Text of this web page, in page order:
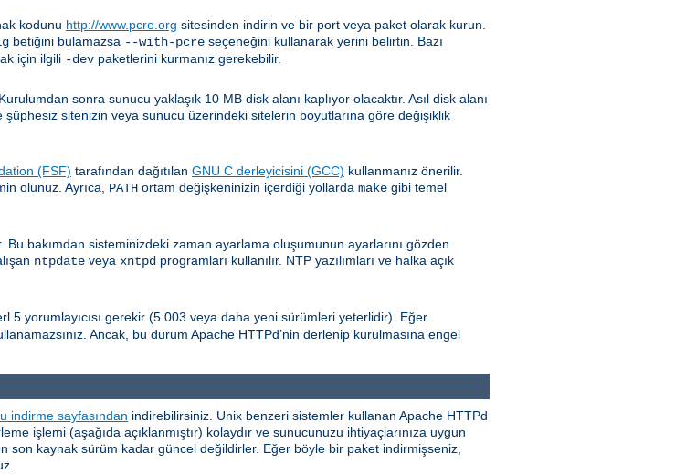
kodunu http://www.pcre.org sitesinden indirin ve bir port veya paket olarak kurun.
betiğini bulamazsa --with-pcre seçeneğini kullanarak yerini belirtin. Bazı
için ilgili -dev paketlerini kurmanız gerekebilir.
sonra sunucu yaklaşık 10 MB disk alanı kaplıyor olacaktır. Asıl disk alanı
sitenizin veya sunucu üzerindeki sitelerin boyutlarına göre değişiklik
(FSF) tarafından dağıtılan GNU C derleyicisini (GCC) kullanmanız önerilir.
olunuz. Ayrıca, PATH ortam değişkeninizin içerdiği yollarda make gibi temel
bakımdan sisteminizdeki zaman ayarlama oluşumunun ayarlarını gözden
ntpdate veya xntpd programları kullanılır. NTP yazılımları ve halka açık
5 yorumlayıcısı gerekir (5.003 veya daha yeni sürümleri yeterlidir). Eğer
Ancak, bu durum Apache HTTPd’nin derlenip kurulmasına engel
indirme sayfasından indirebilirsiniz. Unix benzeri sistemler kullanan Apache HTTPd
işlemi (aşağıda açıklanmıştır) kolaydır ve sunucunuzu ihtiyaçlarınıza uygun
son kaynak sürüm kadar güncel değildirler. Eğer böyle bir paket indirmişseniz,